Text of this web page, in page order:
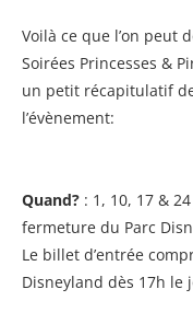
Voilà ce que l’on peut
Soirées Princesses &
un petit récapitulatif
l’évènement:
Quand? : 1, 10, 17 &
fermeture du Parc
Le billet d’entrée
Disneyland dès 17h le